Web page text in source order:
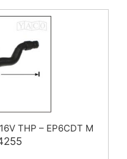
THP – EP6CDT M